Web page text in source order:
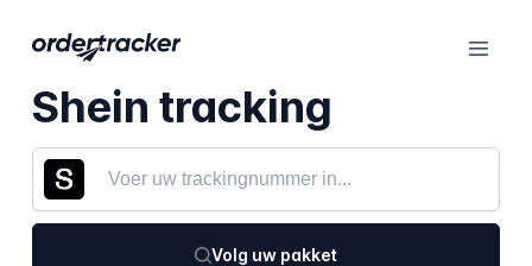
Shein tracking
Volg uw pakket